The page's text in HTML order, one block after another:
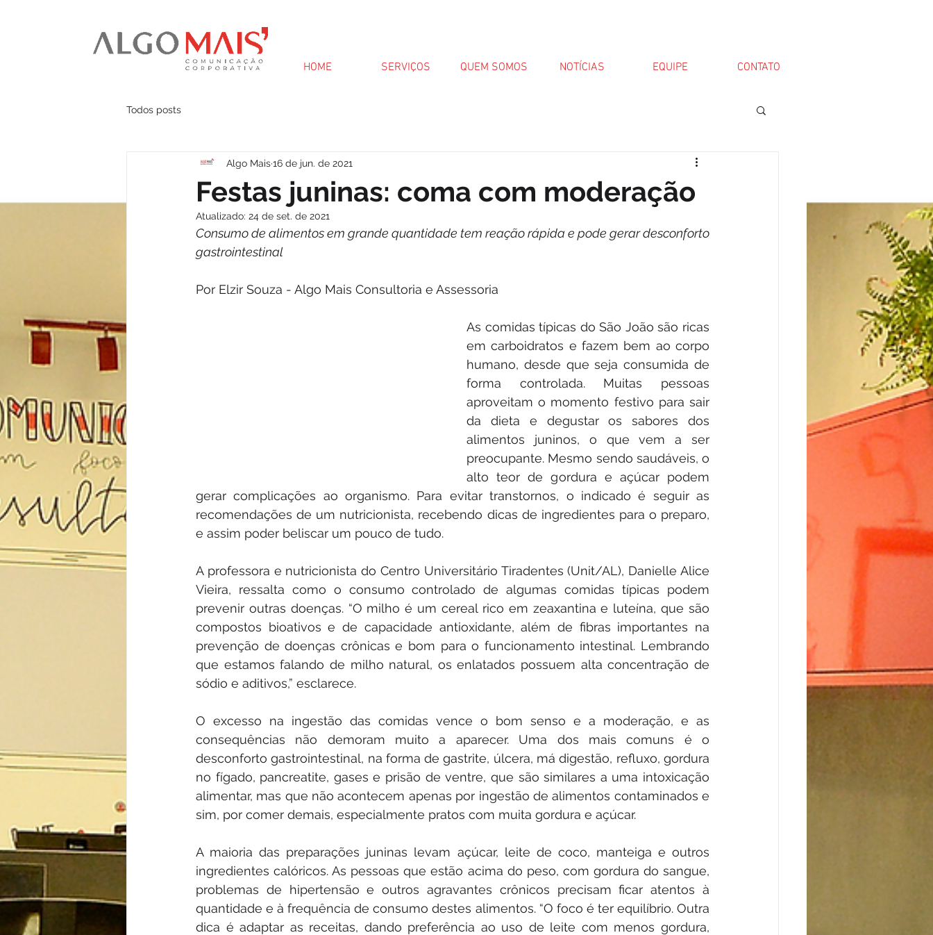
HOME SERVIÇOS QUEM SOMOS NOTÍCIAS EQUIPE CONTATO
Todos posts
Festas juninas: coma com moderação
Algo Mais16 de jun. de 2021
Atualizado: 24 de set. de 2021
Consumo de alimentos em grande quantidade tem reação rápida e pode gerar desconforto
gastrointestinal
Por Elzir Souza - Algo Mais Consultoria e Assessoria
As comidas típicas do São João são ricas
em carboidratos e fazem bem ao corpo
humano, desde que seja consumida de
forma controlada. Muitas pessoas
aproveitam o momento festivo para sair
da dieta e degustar os sabores dos
alimentos juninos, o que vem a ser
preocupante. Mesmo sendo saudáveis, o
alto teor de gordura e açúcar podem
gerar complicações ao organismo. Para evitar transtornos, o indicado é seguir as
recomendações de um nutricionista, recebendo dicas de ingredientes para o preparo,
e assim poder beliscar um pouco de tudo.
A professora e nutricionista do Centro Universitário Tiradentes (Unit/AL), Danielle Alice
Vieira, ressalta como o consumo controlado de algumas comidas típicas podem
prevenir outras doenças. “O milho é um cereal rico em zeaxantina e luteína, que são
compostos bioativos e de capacidade antioxidante, além de fibras importantes na
prevenção de doenças crônicas e bom para o funcionamento intestinal. Lembrando
que estamos falando de milho natural, os enlatados possuem alta concentração de
sódio e aditivos,” esclarece.
O excesso na ingestão das comidas vence o bom senso e a moderação, e as
consequências não demoram muito a aparecer. Uma dos mais comuns é o
desconforto gastrointestinal, na forma de gastrite, úlcera, má digestão, refluxo, gordura
no fígado, pancreatite, gases e prisão de ventre, que são similares a uma intoxicação
alimentar, mas que não acontecem apenas por ingestão de alimentos contaminados e
sim, por comer demais, especialmente pratos com muita gordura e açúcar.
A maioria das preparações juninas levam açúcar, leite de coco, manteiga e outros
ingredientes calóricos. As pessoas que estão acima do peso, com gordura do sangue,
problemas de hipertensão e outros agravantes crônicos precisam ficar atentos à
quantidade e à frequência de consumo destes alimentos. “O foco é ter equilíbrio. Outra
dica é adaptar as receitas, dando preferência ao uso de leite com menos gordura,